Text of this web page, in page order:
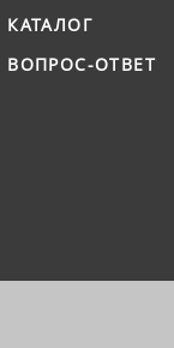
КАТАЛОГ
ВОПРОС-ОТВЕТ